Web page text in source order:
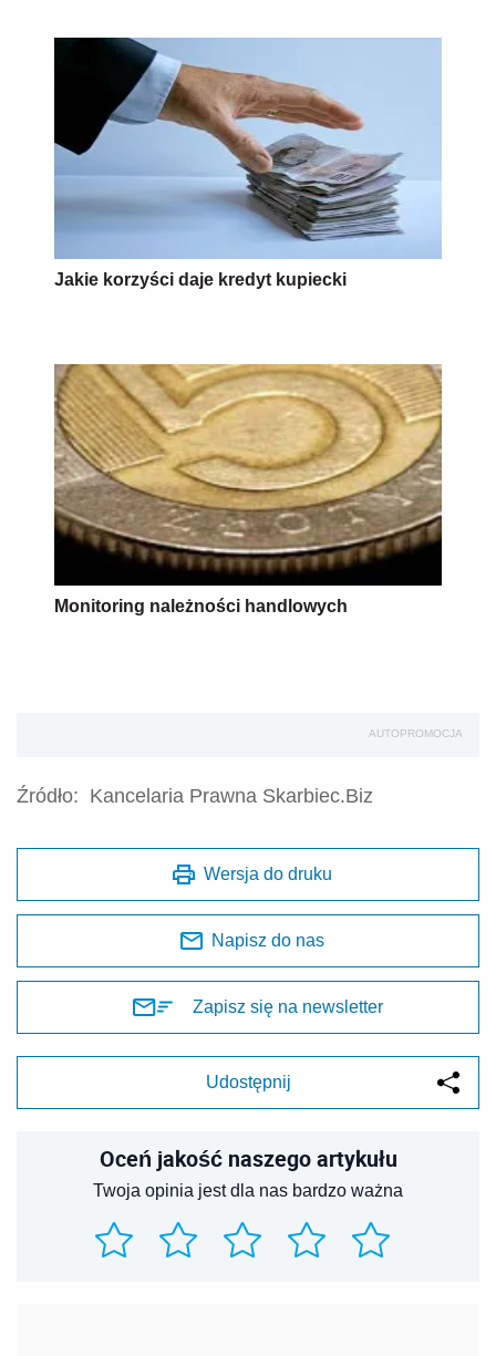
Jakie korzyści daje kredyt kupiecki
Monitoring należności handlowych
AUTOPROMOCJA
Źródło: Kancelaria Prawna Skarbiec.Biz
Wersja do druku
Napisz do nas
Zapisz się na newsletter
Udostępnij
Oceń jakość naszego artykułu
Twoja opinia jest dla nas bardzo ważna